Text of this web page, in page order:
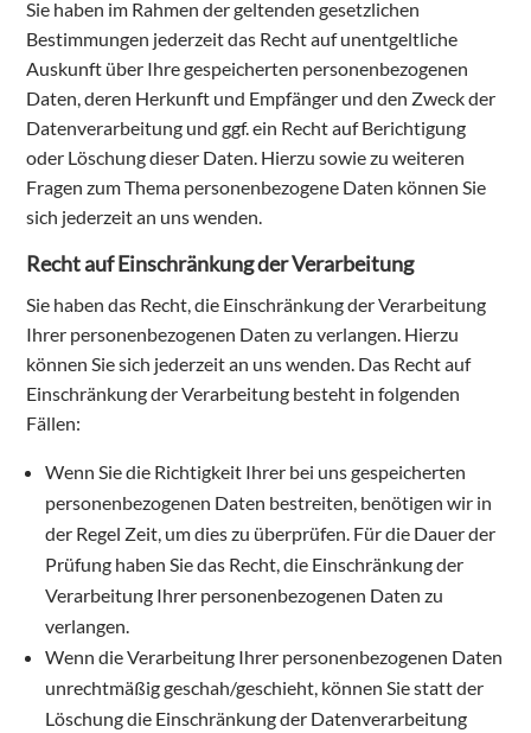
Sie haben im Rahmen der geltenden gesetzlichen
Bestimmungen jederzeit das Recht auf unentgeltliche
Auskunft über Ihre gespeicherten personenbezogenen
Daten, deren Herkunft und Empfänger und den Zweck der
Datenverarbeitung und ggf. ein Recht auf Berichtigung
oder Löschung dieser Daten. Hierzu sowie zu weiteren
Fragen zum Thema personenbezogene Daten können Sie
sich jederzeit an uns wenden.
Recht auf Einschränkung der Verarbeitung
Sie haben das Recht, die Einschränkung der Verarbeitung
Ihrer personenbezogenen Daten zu verlangen. Hierzu
können Sie sich jederzeit an uns wenden. Das Recht auf
Einschränkung der Verarbeitung besteht in folgenden
Fällen:
Wenn Sie die Richtigkeit Ihrer bei uns gespeicherten
personenbezogenen Daten bestreiten, benötigen wir in
der Regel Zeit, um dies zu überprüfen. Für die Dauer der
Prüfung haben Sie das Recht, die Einschränkung der
Verarbeitung Ihrer personenbezogenen Daten zu
verlangen.
Wenn die Verarbeitung Ihrer personenbezogenen Daten
unrechtmäßig geschah/geschieht, können Sie statt der
Löschung die Einschränkung der Datenverarbeitung